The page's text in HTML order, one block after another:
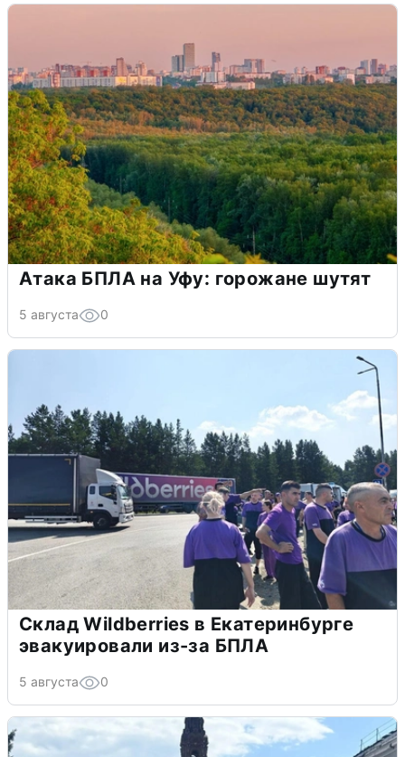
Атака БПЛА на Уфу: горожане шутят
5 августа 0
Склад Wildberries в Екатеринбурге
эвакуировали из-за БПЛА
5 августа 0